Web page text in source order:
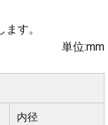
す。
単位:mm
内径